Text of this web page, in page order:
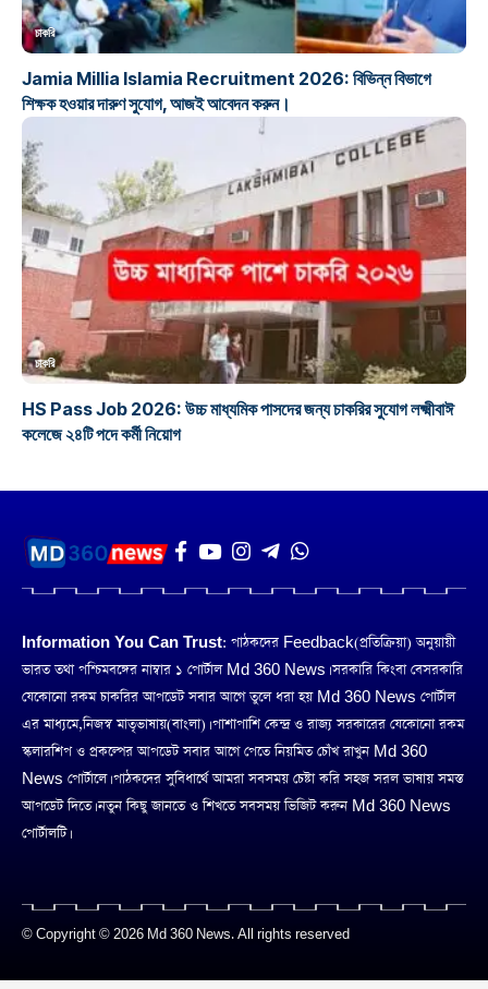
চাকরি
Jamia Millia Islamia Recruitment 2026: বিভিন্ন বিভাগে
শিক্ষক হওয়ার দারুণ সুযোগ, আজই আবেদন করুন।
চাকরি
HS Pass Job 2026: উচ্চ মাধ্যমিক পাসদের জন্য চাকরির সুযোগ লক্ষ্মীবাঈ
কলেজে ২৪টি পদে কর্মী নিয়োগ
Information You Can Trust: পাঠকদের Feedback(প্রতিক্রিয়া) অনুয়ায়ী
ভারত তথা পশ্চিমবঙ্গের নাম্বার ১ পোর্টাল Md 360 News। সরকারি কিংবা বেসরকারি
যেকোনো রকম চাকরির আপডেট সবার আগে তুলে ধরা হয় Md 360 News পোর্টাল
এর মাধ্যমে,নিজস্ব মাতৃভাষায়(বাংলা)। পাশাপাশি কেন্দ্র ও রাজ্য সরকারের যেকোনো রকম
স্কলারশিপ ও প্রকল্পের আপডেট সবার আগে পেতে নিয়মিত চোঁখ রাখুন Md 360
News পোর্টালে। পাঠকদের সুবিধার্থে আমরা সবসময় চেষ্টা করি সহজ সরল ভাষায় সমস্ত
আপডেট দিতে। নতুন কিছু জানতে ও শিখতে সবসময় ভিজিট করুন Md 360 News
পোর্টালটি।
© Copyright © 2026 Md 360 News. All rights reserved